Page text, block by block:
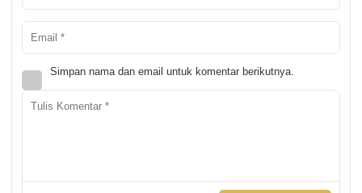
Simpan nama dan email untuk komentar berikutnya.